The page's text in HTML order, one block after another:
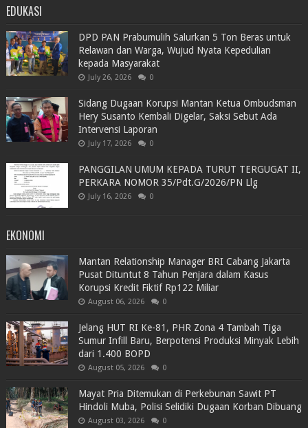
EDUKASI
DPD PAN Prabumulih Salurkan 5 Ton Beras untuk
Relawan dan Warga, Wujud Nyata Kepedulian
kepada Masyarakat
July 26, 2026 0
Sidang Dugaan Korupsi Mantan Ketua Ombudsman
Hery Susanto Kembali Digelar, Saksi Sebut Ada
Intervensi Laporan
July 17, 2026 0
PANGGILAN UMUM KEPADA TURUT TERGUGAT II,
PERKARA NOMOR 35/Pdt.G/2026/PN Llg
July 16, 2026 0
EKONOMI
Mantan Relationship Manager BRI Cabang Jakarta
Pusat Dituntut 8 Tahun Penjara dalam Kasus
Korupsi Kredit Fiktif Rp122 Miliar
August 06, 2026 0
Jelang HUT RI Ke-81, PHR Zona 4 Tambah Tiga
Sumur Infill Baru, Berpotensi Produksi Minyak Lebih
dari 1.400 BOPD
August 05, 2026 0
Mayat Pria Ditemukan di Perkebunan Sawit PT
Hindoli Muba, Polisi Selidiki Dugaan Korban Dibuang
August 03, 2026 0